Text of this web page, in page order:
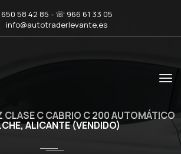
650 58 42 85 - ☏ 966 61 33 05
info@autotraderlevante.es
CLASE C CABRIO C 200 AUTOMÁTICO
ALICANTE (VENDIDO)